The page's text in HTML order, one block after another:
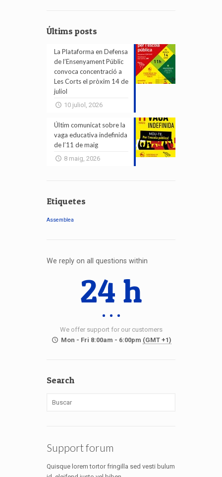
Últims posts
La Plataforma en Defensa
de l’Ensenyament Públic
convoca concentració a
Les Corts el pròxim 14 de
juliol
10 juliol, 2026
Últim comunicat sobre la
vaga educativa indefinida
de l’11 de maig
8 maig, 2026
Etiquetes
Assemblea
We reply on all questions within
24 h
We offer support for our customers
Mon - Fri 8:00am - 6:00pm (GMT +1)
Search
Support forum
Quisque lorem tortor fringilla sed vesti bulum